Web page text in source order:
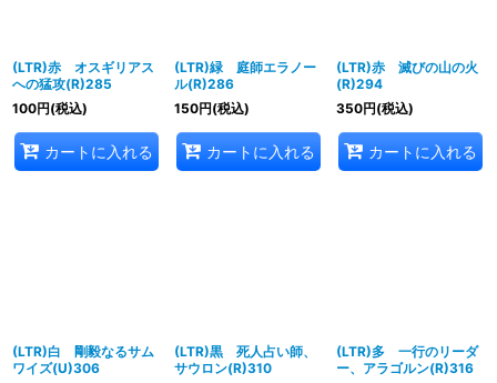
(LTR)赤 オスギリアス
への猛攻(R)285
100円(税込)
カートに入れる
(LTR)緑 庭師エラノー
ル(R)286
150円(税込)
カートに入れる
(LTR)赤 滅びの山の火
(R)294
350円(税込)
カートに入れる
(LTR)白 剛毅なるサム
ワイズ(U)306
(LTR)黒 死人占い師、
サウロン(R)310
(LTR)多 一行のリーダ
ー、アラゴルン(R)316